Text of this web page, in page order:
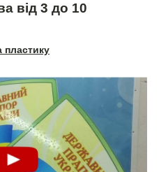
від 3 до 10
пластику